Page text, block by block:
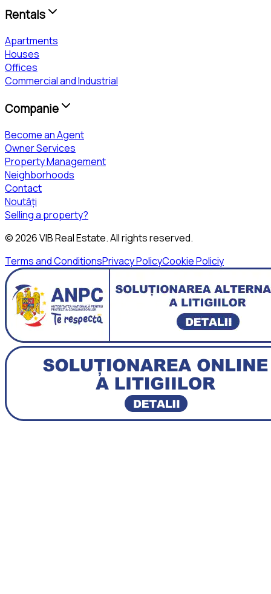
Rentals
Apartments
Houses
Offices
Commercial and Industrial
Companie
Become an Agent
Owner Services
Property Management
Neighborhoods
Contact
Noutăți
Selling a property?
©2026VIB Real Estate. All rights reserved.
Terms and ConditionsPrivacy PolicyCookie Policiy